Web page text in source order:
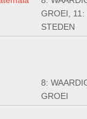
GROEI, 11:
STEDEN
8:
GROEI